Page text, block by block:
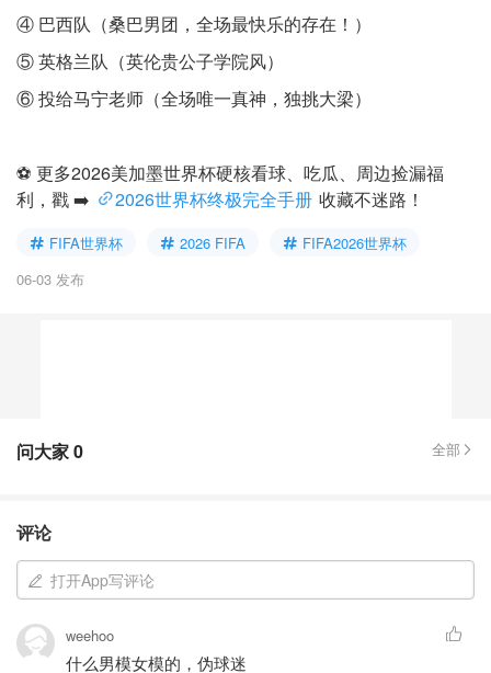
④ 巴西队（桑巴男团，全场最快乐的存在！）
⑤ 英格兰队（英伦贵公子学院风）
⑥ 投给马宁老师（全场唯一真神，独挑大梁）
⚽ 更多2026美加墨世界杯硬核看球、吃瓜、周边捡漏福
利，戳 ➡️
2026世界杯终极完全手册 收藏不迷路！
FIFA世界杯 2026 FIFA
FIFA2026世界杯
06-03 发布
问大家0 全部
评论
打开App写评论
weehoo
什么男模女模的，伪球迷